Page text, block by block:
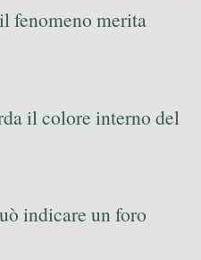
fenomeno merita
il colore interno del
indicare un foro